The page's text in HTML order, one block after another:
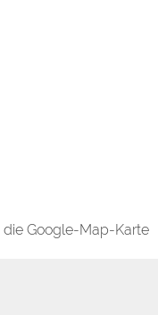
die Google-Map-Karte